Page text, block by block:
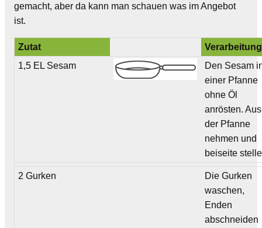
gemacht, aber da kann man schauen was im Angebot
ist.
Zutat
Verarbeitung
1,5 EL Sesam
Den Sesam
einer Pfanne
ohne Öl
anrösten. Aus
der Pfanne
nehmen und
beiseite
2 Gurken
Die Gurken
waschen,
Enden
abschneiden